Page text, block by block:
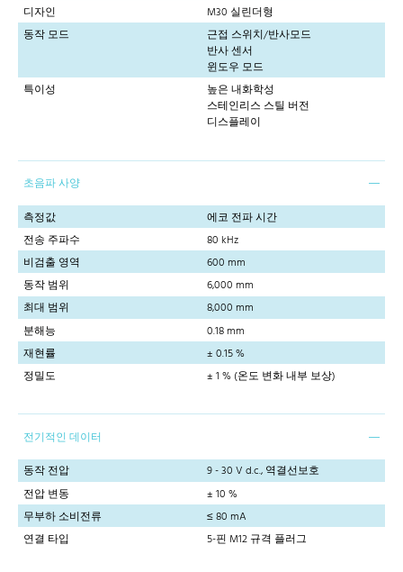
디자인
M30 실린더형
동작 모드
근접 스위치/반사모드
반사 센서
윈도우 모드
특이성
높은 내화학성
스테인리스 스틸 버전
디스플레이
초음파 사양
측정값
에코 전파 시간
전송 주파수
80 kHz
비검출 영역
600 mm
동작 범위
6,000 mm
최대 범위
8,000 mm
분해능
0.18 mm
재현률
± 0.15 %
정밀도
± 1 % (온도 변화 내부 보상)
전기적인 데이터
동작 전압
9 - 30 V d.c., 역결선보호
전압 변동
± 10 %
무부하 소비전류
≤ 80 mA
연결 타입
5-핀 M12 규격 플러그